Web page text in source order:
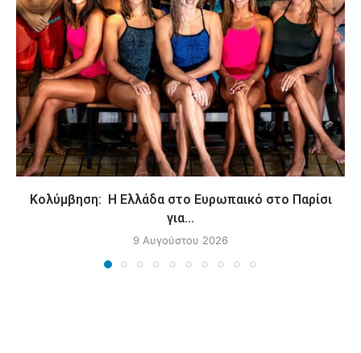
Κολύμβηση: Η Ελλάδα στο Ευρωπαικό στο Παρίσι
για...
9 Αυγούστου 2026